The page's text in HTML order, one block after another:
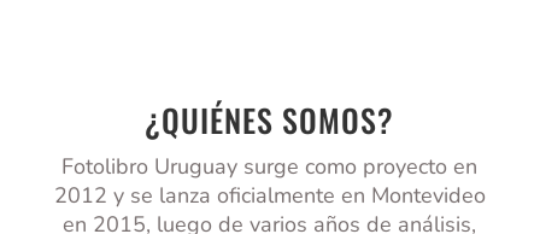
¿QUIÉNES SOMOS?
Fotolibro Uruguay surge como proyecto en
2012 y se lanza oficialmente en Montevideo
en 2015, luego de varios años de análisis,